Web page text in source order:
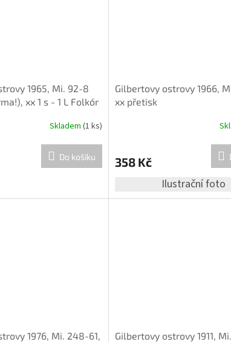
1965, Mi. 92-8
xx 1 s - 1 L Folkór
Skladem (1 ks)
Do košíku
Gilbertovy ostrovy 1966,
xx přetisk
358 Kč
Ilustrační foto
1976, Mi. 248-61,
Gilbertovy ostrovy 1911,